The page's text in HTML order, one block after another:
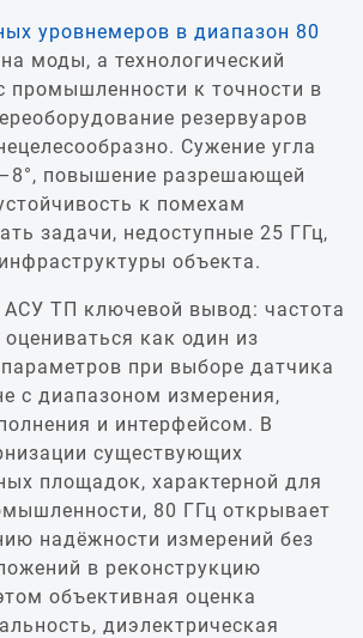
уровнемеров в диапазон 80
моды, а технологический
промышленности к точности в
резервуаров
Сужение угла
повышение разрешающей
к помехам
задачи, недоступные 25 ГГц,
объекта.
ТП ключевой вывод: частота
как один из
при выборе датчика
с диапазоном измерения,
и интерфейсом. В
существующих
площадок, характерной для
80 ГГц открывает
надёжности измерений без
в реконструкцию
объективная оценка
диэлектрическая